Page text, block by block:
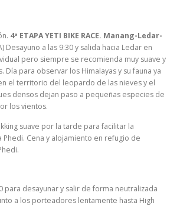
4ª ETAPA YETI BIKE RACE. Manang-Ledar-
Desayuno a las 9:30 y salida hacia Ledar en
pero siempre se recomienda muy suave y
Día para observar los Himalayas y su fauna ya
el territorio del leopardo de las nieves y el
densos dejan paso a pequeñas especies de
los vientos.
suave por la tarde para facilitar la
Phedi. Cena y alojamiento en refugio de
para desayunar y salir de forma neutralizada
a los porteadores lentamente hasta High